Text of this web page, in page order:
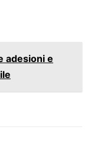
adesioni e